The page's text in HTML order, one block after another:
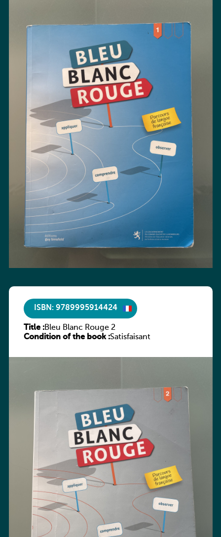
ISBN: 9789995914424
Title :Bleu Blanc Rouge 2
Condition of the book :Satisfaisant